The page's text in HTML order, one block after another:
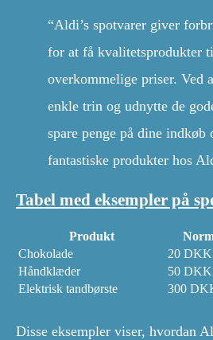
“Aldi’s spotvarer giver
for at få kvalitetsprodukter
overkommelige priser. Ved
enkle trin og udnytte de
spare penge på dine indkøb
fantastiske produkter hos
Tabel med eksempler på
Produkt
Chokolade
20 DKK
Håndklæder
50 DKK
Elektrisk tandbørste
300
Disse eksempler viser, hvordan